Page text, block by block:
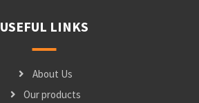
USEFUL LINKS
About Us
Our products